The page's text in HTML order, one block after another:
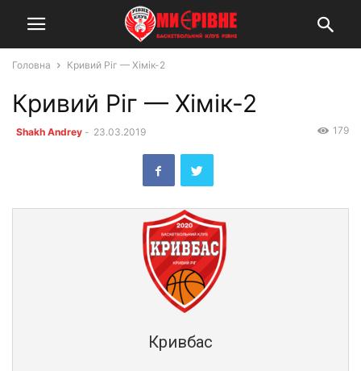
Головна Кривий Ріг — Хімік-2
Кривий Ріг — Хімік-2
Shakh Andrey - 23.03.2019 179
Кривбас